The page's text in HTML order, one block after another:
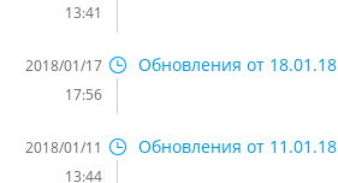
13:41
2018/01/17
17:56
Обновления от 18.01.18
2018/01/11
13:44
Обновления от 11.01.18